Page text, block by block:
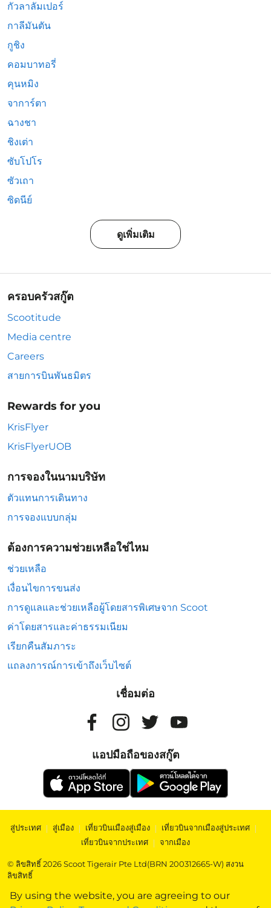
By using the website, you are agreeing to our
กัวลาลัมเปอร์
กาลีมันตัน
กูชิง
คอมบาทอรี่
คุนหมิง
จาการ์ตา
ฉางชา
ชิงเต่า
ซับโปโร
ซัวเถา
ซิดนีย์
ดูเพิ่มเติม
ครอบครัวสกู๊ต
Scootitude
Media centre
Careers
สายการบินพันธมิตร
Rewards for you
KrisFlyer
KrisFlyerUOB
การจองในนามบริษัท
ตัวแทนการเดินทาง
การจองแบบกลุ่ม
ต้องการความช่วยเหลือใช่ไหม
ช่วยเหลือ
เงื่อนไขการขนส่ง
การดูแลและช่วยเหลือผู้โดยสารพิเศษจาก Scoot
ค่าโดยสารและค่าธรรมเนียม
เรียกคืนสัมภาระ
แถลงการณ์การเข้าถึงเว็บไซต์
เชื่อมต่อ
แอปมือถือของสกู๊ต
สู่ประเทศ | สู่เมือง | เที่ยวบินเมืองสู่เมือง | เที่ยวบินจากเมืองสู่ประเทศ |
เที่ยวบินจากประเทศ | จากเมือง
© ลิขสิทธิ์ 2026 Scoot Tigerair Pte Ltd(BRN 200312665-W) สงวน
ลิขสิทธิ์